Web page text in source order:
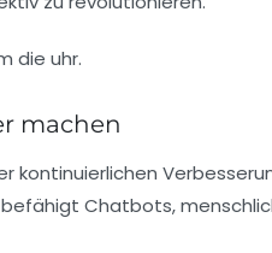
machen
kontinuierlichen
befähigt Chatbots,